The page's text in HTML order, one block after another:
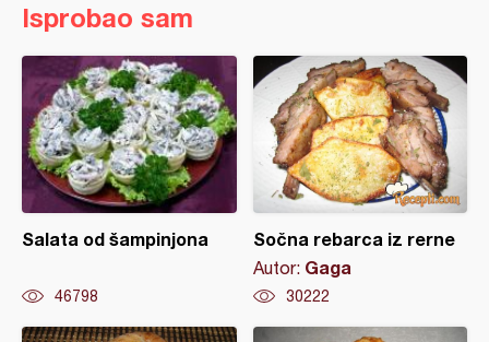
Isprobao sam
Salata od šampinjona
46798
Sočna rebarca iz rerne
Autor: Gaga
30222